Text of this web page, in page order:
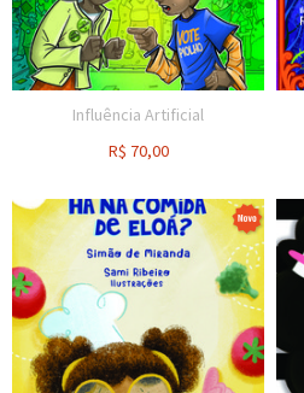
Influência Artificial
R$ 70,00